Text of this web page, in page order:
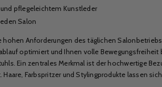
pflegeleichtem Kunstleder
Salon
hohen Anforderungen des täglichen
optimiert und Ihnen volle
Ein zentrales Merkmal ist der hochwertige
Farbspritzer und Stylingprodukte lassen